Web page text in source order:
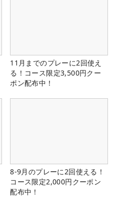
11月までのプレーに2回使え
る！コース限定3,500円クー
ポン配布中！
8-9月のプレーに2回使える！
コース限定2,000円クーポン
配布中！